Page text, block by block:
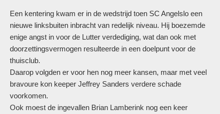
Een kentering kwam er in de wedstrijd toen SC Angelslo een
nieuwe linksbuiten inbracht van redelijk niveau. Hij boezemde
enige angst in voor de Lutter verdediging, wat dan ook met
doorzettingsvermogen resulteerde in een doelpunt voor de
thuisclub.
Daarop volgden er voor hen nog meer kansen, maar met veel
bravoure kon keeper Jeffrey Sanders verdere schade
voorkomen.
Ook moest de ingevallen Brian Lamberink nog een keer